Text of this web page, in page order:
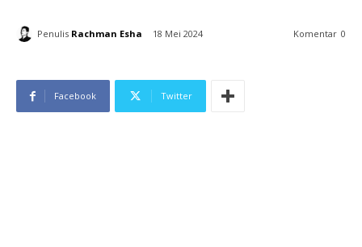
Penulis Rachman Esha 18 Mei 2024 Komentar 0
Facebook Twitter